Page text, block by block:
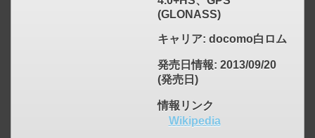
(GLONASS)
キャリア: docomo白ロム
発売日情報: 2013/09/20
(発売日)
情報リンク
Wikipedia